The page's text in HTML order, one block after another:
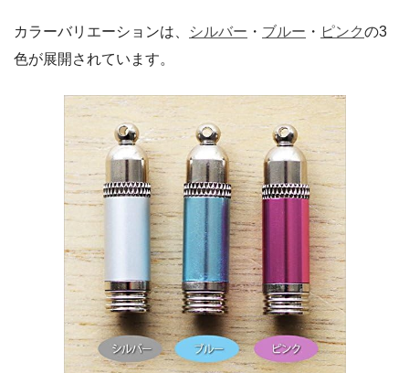
カラーバリエーションは、 シルバー ・ ブルー ・ ピンクの3
色が展開されています。